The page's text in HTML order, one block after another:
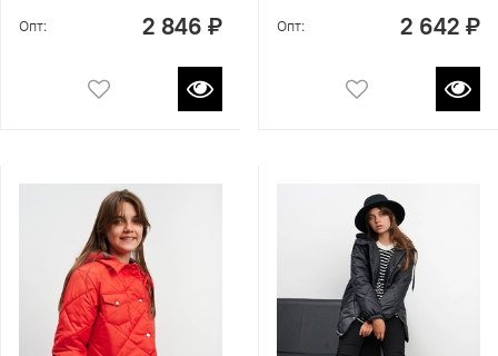
Опт: 2 846 ₽ Опт: 2 642 ₽